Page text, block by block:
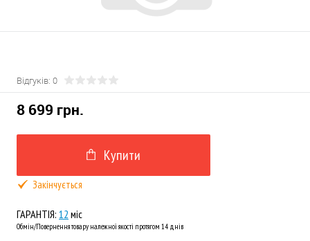
Відгуків: 0
8 699 грн.
Купити
Закінчується
ГАРАНТІЯ: 12 міс
Обмін/Повернення товару належної якості протягом 14 днів